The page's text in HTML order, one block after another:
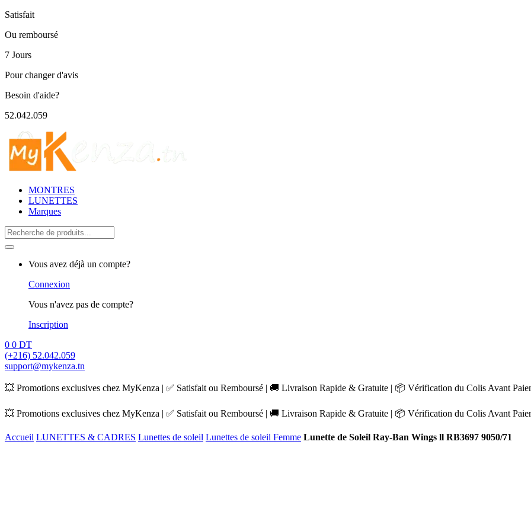
Satisfait
Ou remboursé
7 Jours
Pour changer d'avis
Besoin d'aide?
52.042.059
MONTRES
LUNETTES
Marques
Search
for:
Vous avez déjà un compte?
Connexion
Vous n'avez pas de compte?
Inscription
0 0 DT
(+216) 52.042.059
support@mykenza.tn
💥 Promotions exclusives chez MyKenza | ✅ Satisfait ou Remboursé | 🚚 Livraison Rapide & Gratuite | 📦 Vérification du Colis Avant
💥 Promotions exclusives chez MyKenza | ✅ Satisfait ou Remboursé | 🚚 Livraison Rapide & Gratuite | 📦 Vérification du Colis Avant
Accueil LUNETTES & CADRES Lunettes de soleil Lunettes de soleil Femme Lunette de Soleil Ray-Ban Wings ll RB3697 9050/71